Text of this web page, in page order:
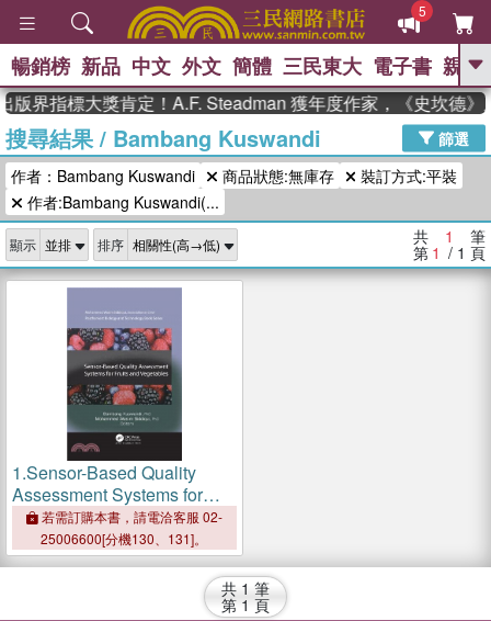
5
GO
熱搜： 東野圭吾 The Odyssey 、
父親節 、 如果歷史是一群喵 、 暑期
推薦 、 國際布克獎 臺灣漫遊錄 、 方
念華
孩：黎曼猜想 、 偉大的迷走神經
暢銷榜 新品 中文 外文 簡體 三民東大 電子書 親子
版界指標大獎肯定！A.F. Steadman 獲年度作家，《史坎德》
搜尋結果/ Bambang Kuswandi
篩選
作者：Bambang Kuswandi
商品狀態:無庫存
裝訂方式:平裝
作者:Bambang Kuswandi(...
顯示 排序 共 1 筆
第 1 / 1 頁
1.Sensor-Based Quality
Assessment Systems for
Fruits and Vegetables
若需訂購本書，請電洽客服 02-
25006600[分機130、131]。
共 1 筆
第 1 頁